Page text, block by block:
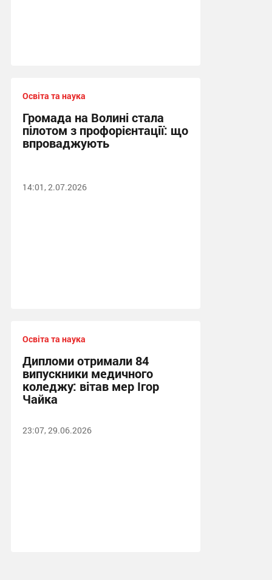
Освіта та наука
Громада на Волині стала
пілотом з профорієнтації: що
впроваджують
14:01, 2.07.2026
Освіта та наука
Дипломи отримали 84
випускники медичного
коледжу: вітав мер Ігор
Чайка
23:07, 29.06.2026